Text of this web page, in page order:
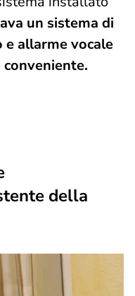
un sistema di
e allarme vocale
della